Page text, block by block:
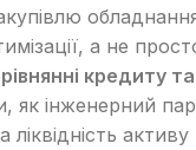
а не
кредиту
як інженерний
ліквідність